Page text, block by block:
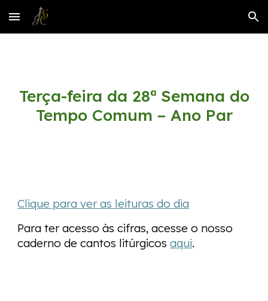
Skip to main content Skip to navigation
Terça-feira da 28ª Semana do
Tempo Comum – Ano Par
Clique para ver as leituras do dia
Para ter acesso às cifras, acesse o nosso
caderno de cantos litúrgicos aqui.